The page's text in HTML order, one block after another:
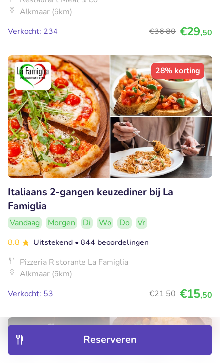
Reserveren
Alkmaar (6km)
Verkocht: 234
€36,80 €29,50
28% korting
Italiaans 2-gangen keuzediner bij La
Famiglia
Vandaag Morgen Di Wo Do
Vr
8.8
Uitstekend • 844 beoordelingen
Pizzeria Ristorante La Famiglia
Alkmaar (6km)
Verkocht: 53
€21,50 €15,50